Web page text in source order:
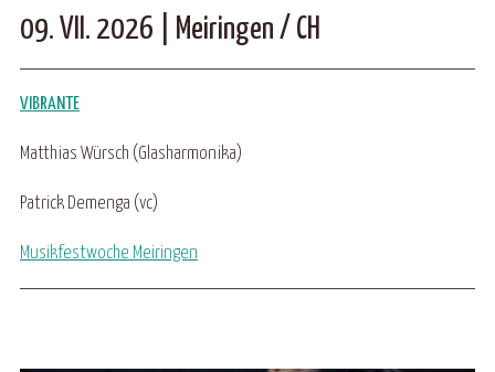
09. VII. 2026 | Meiringen / CH
VIBRANTE
Matthias Würsch (Glasharmonika)
Patrick Demenga (vc)
Musikfestwoche Meiringen